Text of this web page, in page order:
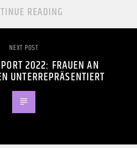
READING
NEXT POST
2022: FRAUEN AN
UNTERREPRÄSENTIERT